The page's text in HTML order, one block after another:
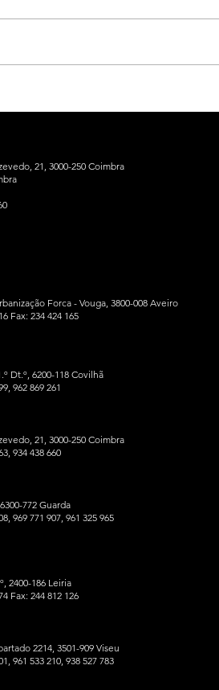
21, 3000-250 Coimbra
Forca - Vouga, 3800-008 Aveiro
Fax: 234 424 165
Dt.º, 6200-118 Covilhã
962 869 261
21, 3000-250 Coimbra
934 438 660
772 Guarda
969 771 907, 961 325 965
2400-186 Leiria
Fax: 244 812 126
2214, 3501-909 Viseu
961 533 210, 938 527 783